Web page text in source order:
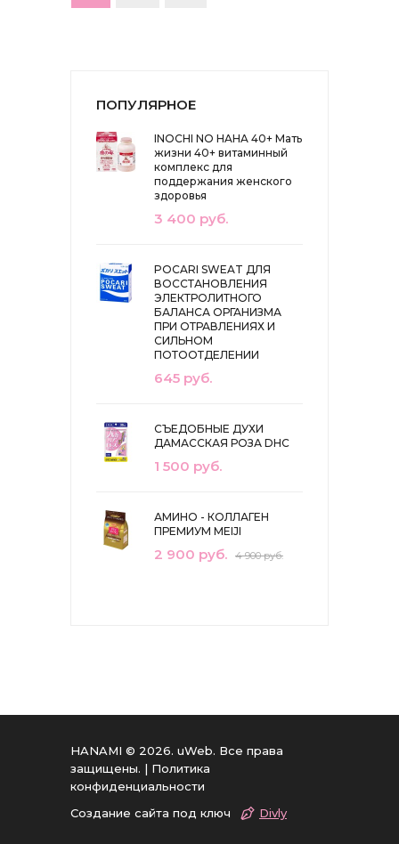
ПОПУЛЯРНОЕ
INOCHI NO HAHA 40+ Мать
жизни 40+ витаминный
комплекс для
поддержания женского
здоровья
3 400 руб.
POCARI SWEAT ДЛЯ
ВОССТАНОВЛЕНИЯ
ЭЛЕКТРОЛИТНОГО
БАЛАНСА ОРГАНИЗМА
ПРИ ОТРАВЛЕНИЯХ И
СИЛЬНОМ
ПОТООТДЕЛЕНИИ
645 руб.
СЪЕДОБНЫЕ ДУХИ
ДАМАССКАЯ РОЗА DHC
1 500 руб.
АМИНО - КОЛЛАГЕН
ПРЕМИУМ MEIJI
2 900 руб. 4 900 руб.
HANAMI © 2026. uWeb. Все права
защищены. | Политика
конфиденциальности
Создание сайта под ключ
Divly